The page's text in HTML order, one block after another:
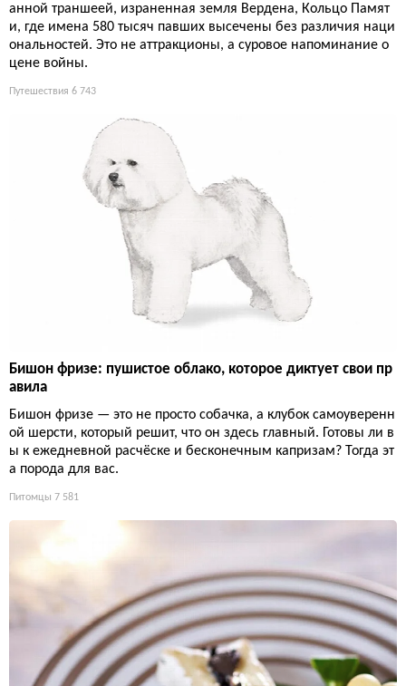
анной траншеей, израненная земля Вердена, Кольцо Памят
и, где имена 580 тысяч павших высечены без различия наци
ональностей. Это не аттракционы, а суровое напоминание о
цене войны.
Путешествия 6 743
Бишон фризе: пушистое облако, которое диктует свои пр
авила
Бишон фризе — это не просто собачка, а клубок самоуверенн
ой шерсти, который решит, что он здесь главный. Готовы ли в
ы к ежедневной расчёске и бесконечным капризам? Тогда эт
а порода для вас.
Питомцы 7 581